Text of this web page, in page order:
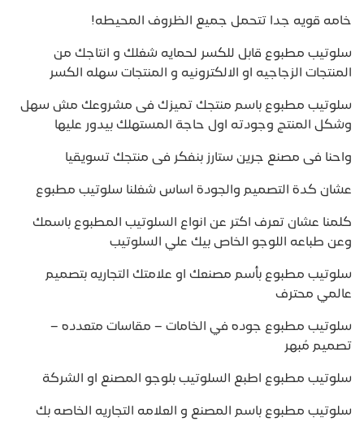
خامه قويه جدا تتحمل جميع الظروف المحيطه!
سلوتيب مطبوع قابل للكسر لحمايه شغلك و انتاجك من
المنتجات الزجاجيه او الالكترونيه و المنتجات سهله الكسر
سلوتيب مطبوع باسم منتجك تميزك فى مشروعك مش سهل
وشكل المنتج وجودته اول حاجة المستهلك بيدور عليها
واحنا فى مصنع جرين ستارز بنفكر فى منتجك تسويقيا
عشان كدة التصميم والجودة اساس شغلنا سلوتيب مطبوع
كلمنا عشان تعرف اكتر عن انواع السلوتيب المطبوع باسمك
وعن طباعه اللوجو الخاص بيك علي السلوتيب
سلوتيب مطبوع بأسم مصنعك او علامتك التجاريه بتصميم
عالمي محترف
سلوتيب مطبوع جوده في الخامات – مقاسات متعدده –
تصميم مُبهر
سلوتيب مطبوع اطبع السلوتيب بلوجو المصنع او الشركة
سلوتيب مطبوع باسم المصنع و العلامه التجاريه الخاصه بك